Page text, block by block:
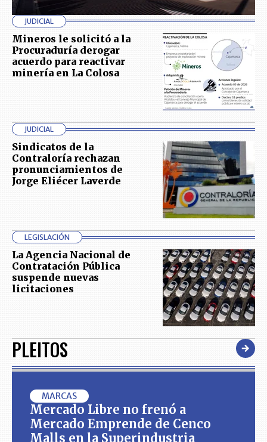
JUDICIAL
Mineros le solicitó a la
Procuraduría derogar
acuerdo para reactivar
minería en La Colosa
JUDICIAL
Sindicatos de la
Contraloría rechazan
pronunciamientos de
Jorge Eliécer Laverde
LEGISLACIÓN
La Agencia Nacional de
Contratación Pública
suspende nuevas
licitaciones
PLEITOS
MARCAS
Mercado Libre no frenó a
Mercado Emprende de Cenco
Malls en la Superindustria